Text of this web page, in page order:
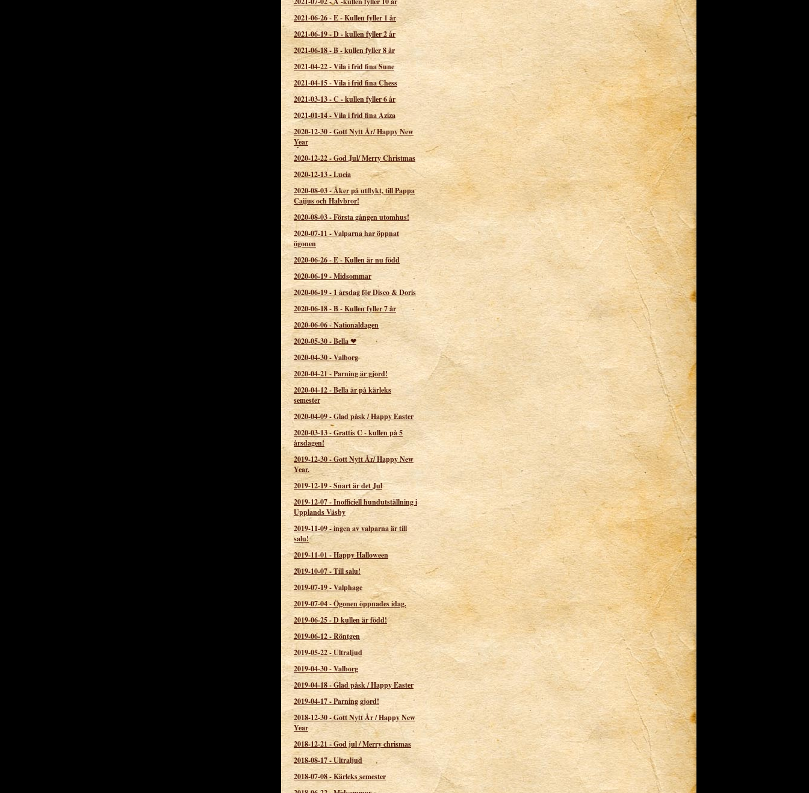
2021-06-26-E - Kullen fyller 1 år
2021-06-19-D - kullen fyller 2 år
2021-06-18-B - kullen fyller 8 år
2021-04-22-Vila i frid fina Sune
2021-04-15-Vila i frid fina Chess
2021-03-13-C - kullen fyller 6 år
2021-01-14-Vila i frid fina Aziza
2020-12-30-Gott Nytt År/ Happy New
Year
2020-12-22-God Jul/ Merry Christmas
2020-12-13-Lucia
2020-08-03-Åker på utflykt, till Pappa
Caijus och Halvbror!
2020-08-03-Första gången utomhus!
2020-07-11-Valparna har öppnat
ögonen
2020-06-26-E - Kullen är nu född
2020-06-19-Midsommar
2020-06-19- 1 årsdag för Disco & Doris
2020-06-18-B - Kullen fyller 7 år
2020-06-06-Nationaldagen
2020-05-30-Bella ❤
2020-04-30-Valborg
2020-04-21-Parning är gjord!
2020-04-12-Bella är på kärleks
semester
2020-04-09-Glad påsk / Happy Easter
2020-03-13-Grattis C - kullen på 5
årsdagen!
2019-12-30-Gott Nytt År/ Happy New
Year.
2019-12-19-Snart är det Jul
2019-12-07-Inofficiell hundutställning i
Upplands Väsby
2019-11-09-ingen av valparna är till
salu!
2019-11-01-Happy Halloween
2019-10-07-Till salu!
2019-07-19-Valphage
2019-07-04-Ögonen öppnades idag.
2019-06-25-D kullen är född!
2019-06-12-Röntgen
2019-05-22-Ultraljud
2019-04-30-Valborg
2019-04-18-Glad påsk / Happy Easter
2019-04-17-Parning gjord!
2018-12-30-Gott Nytt År / Happy New
Year
2018-12-21-God jul / Merry chrismas
2018-08-17-Ultraljud
2018-07-08-Kärleks semester